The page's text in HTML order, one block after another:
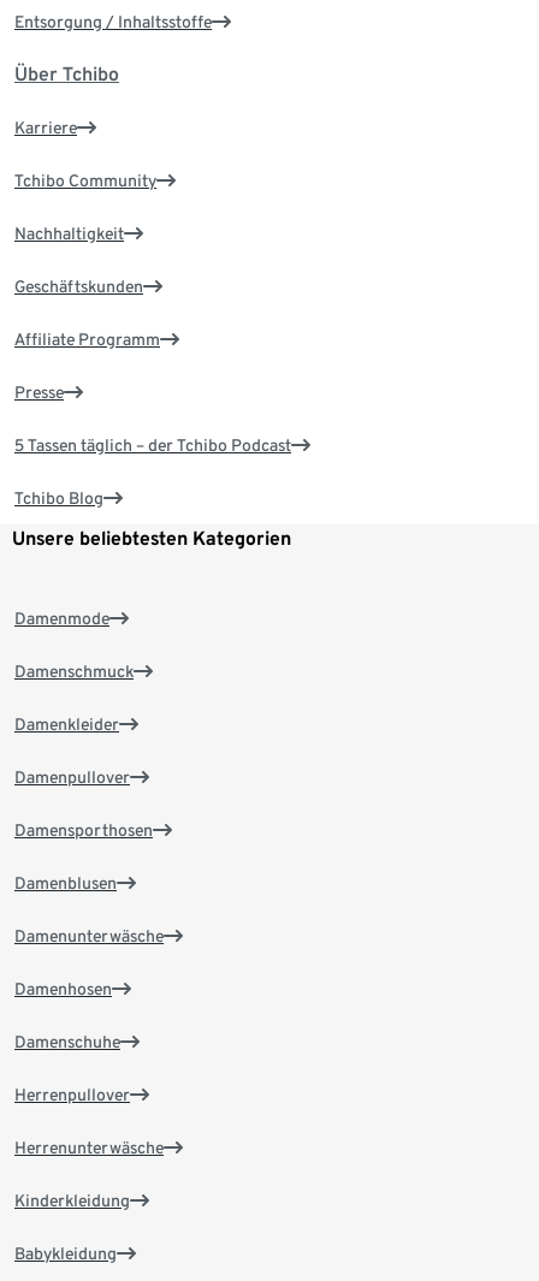
Entsorgung / Inhaltsstoffe
Über Tchibo
Karriere
Tchibo Community
Nachhaltigkeit
Geschäftskunden
Affiliate Programm
Presse
5 Tassen täglich – der Tchibo Podcast
Tchibo Blog
Unsere beliebtesten Kategorien
Damenmode
Damenschmuck
Damenkleider
Damenpullover
Damensporthosen
Damenblusen
Damenunterwäsche
Damenhosen
Damenschuhe
Herrenpullover
Herrenunterwäsche
Kinderkleidung
Babykleidung